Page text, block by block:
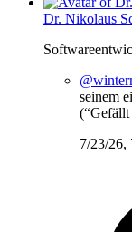
Dr. Nikolaus
seinem
(“Gefällt
7/23/26,